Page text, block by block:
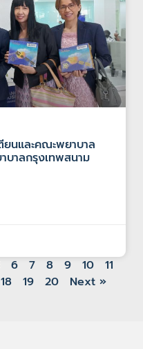
ยนและคณะพยาบาล
บาลกรุงเทพสนาม
6 7 8 9 10
11
18 19 20 Next »